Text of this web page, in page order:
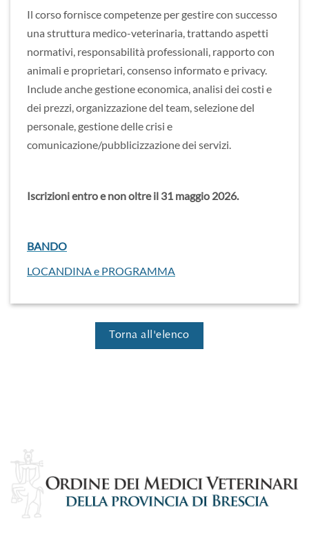
Il corsoforniscecompetenze per gestirecon successo
una struttura medico-veterinaria,trattandoaspetti
normativi, responsabilità professionali, rapportocon
animali e proprietari,consenso informatoe privacy.
Includeanche gestioneeconomica,analisi dei costi e
dei prezzi,organizzazionedel team,selezionedel
personale, gestionedellecrisi e
comunicazione/pubblicizzazionedei servizi.
Iscrizioni entro e non oltre il 31 maggio 2026.
BANDO
LOCANDINA e PROGRAMMA
Torna all'elenco